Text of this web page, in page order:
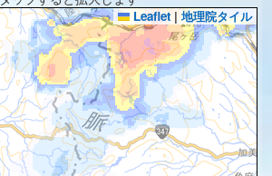
Leaflet | 地理院タイル